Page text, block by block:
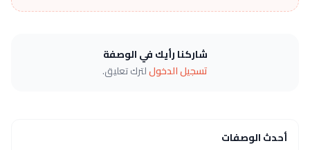
شاركنا رأيك في الوصفة
تسجيل الدخوللترك تعليق.
أحدث الوصفات